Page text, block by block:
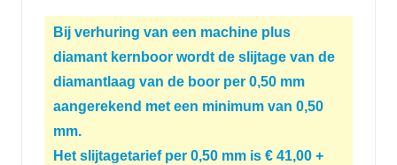
Bij verhuring van een machine plus
diamant kernboor wordt de slijtage van de
diamantlaag van de boor per 0,50 mm
aangerekend met een minimum van 0,50
mm.
Het slijtagetarief per 0,50 mm is € 41,00 +